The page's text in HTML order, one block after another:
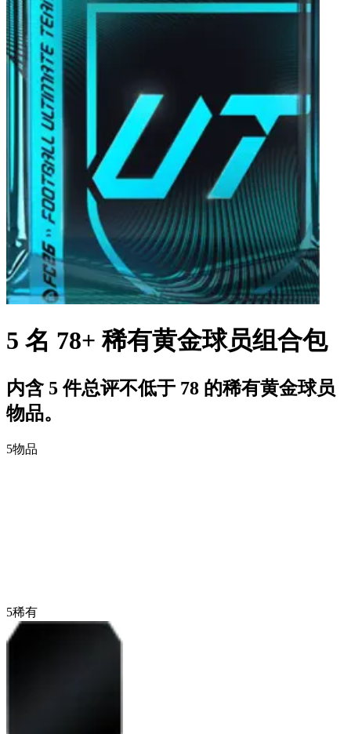
5 名 78+ 稀有黄金球员组合包
内含 5 件总评不低于 78 的稀有黄金球员
物品。
5物品
5稀有